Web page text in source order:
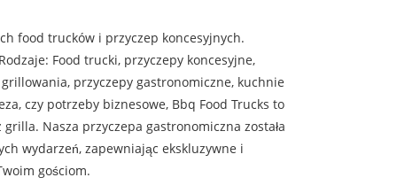
food trucków i przyczep koncesyjnych.
Food trucki, przyczepy koncesyjne,
przyczepy gastronomiczne, kuchnie
czy potrzeby biznesowe, Bbq Food Trucks to
Nasza przyczepa gastronomiczna została
wydarzeń, zapewniając ekskluzywne i
gościom.